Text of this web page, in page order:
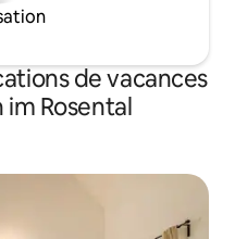
de vacances
im Rosental